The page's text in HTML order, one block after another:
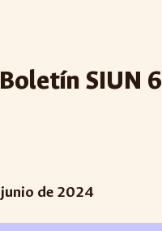
Boletín SIUN
de 2024